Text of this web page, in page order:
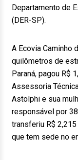
Departamento de
(DER-SP).
A Ecovia Caminho
quilômetros de
Paraná, pagou R$
Assessoria
Astolphi e sua
responsável por
transferiu R$
que tem sede no